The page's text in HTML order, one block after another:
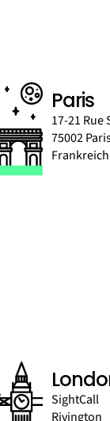
Paris
17-21 Rue
75002
Frankreich
SightCall
Rivington